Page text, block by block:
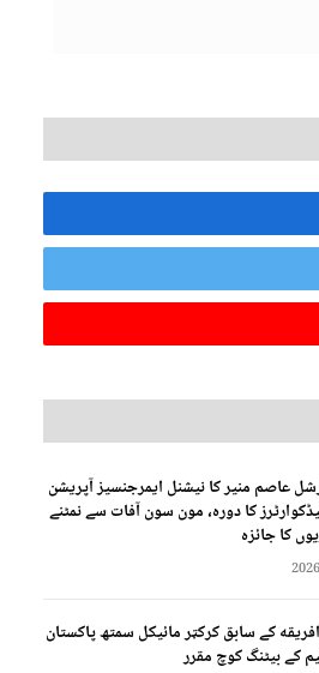
عاصم منیر کا نیشنل ایمرجنسیز آپریشن
کا دورہ، مون سون آفات سے نمٹنے
کا جائزہ
کے سابق کرکټر مائیکل سمتھ پاکستان
کے بیٹنگ کوچ مقرر